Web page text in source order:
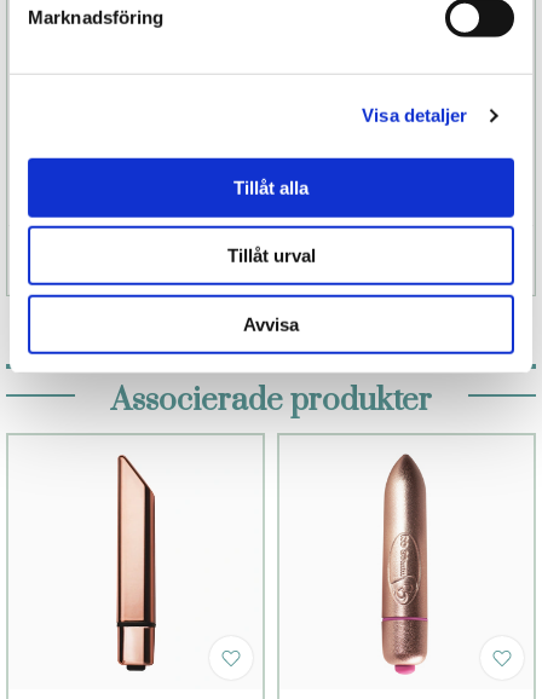
Marknadsföring
Visa detaljer
Tillåt alla
Tillåt urval
Avvisa
Associerade produkter